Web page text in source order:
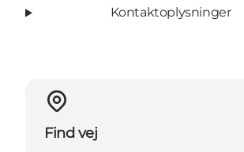
Kontaktoplysninger
Find vej